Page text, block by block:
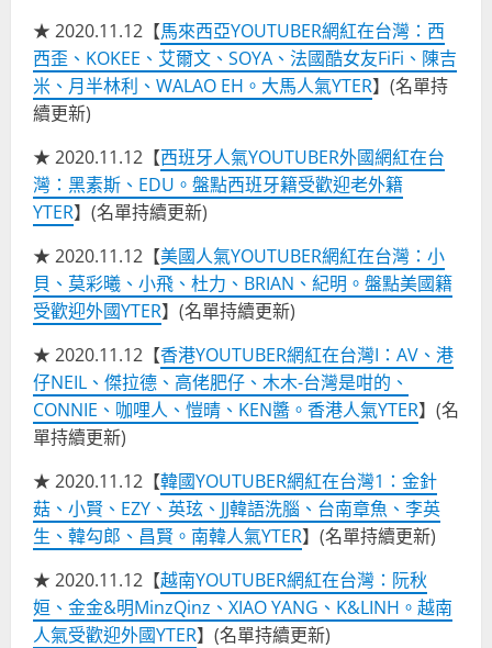
★ 2020.11.12【馬來西亞YOUTUBER網紅在台灣：西
西歪、KOKEE、艾爾文、SOYA、法國酷女友FiFi、陳吉
米、月半林利、WALAO EH。大馬人氣YTER】(名單持
續更新)
★ 2020.11.12【西班牙人氣YOUTUBER外國網紅在台
灣：黑素斯、EDU。盤點西班牙籍受歡迎老外籍
YTER】(名單持續更新)
★ 2020.11.12【美國人氣YOUTUBER網紅在台灣：小
貝、莫彩曦、小飛、杜力、BRIAN、紀明。盤點美國籍
受歡迎外國YTER】(名單持續更新)
★ 2020.11.12【香港YOUTUBER網紅在台灣I：AV、港
仔NEIL、傑拉德、高佬肥仔、木木-台灣是咁的、
CONNIE、咖哩人、愷晴、KEN醬。香港人氣YTER】(名
單持續更新)
★ 2020.11.12【韓國YOUTUBER網紅在台灣1：金針
菇、小賢、EZY、英玹、JJ韓語洗腦、台南章魚、李英
生、韓勾郎、昌賢。南韓人氣YTER】(名單持續更新)
★ 2020.11.12【越南YOUTUBER網紅在台灣：阮秋
姮、金金&明MinzQinz、XIAO YANG、K&LINH。越南
人氣受歡迎外國YTER】(名單持續更新)